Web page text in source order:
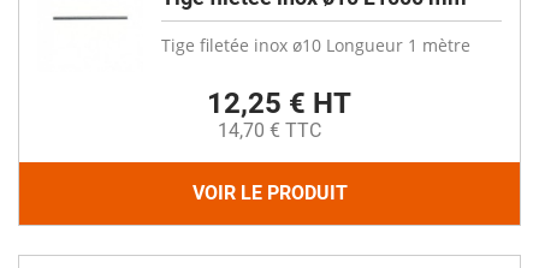
Tige filetée inox ø10 Longueur 1 mètre
12,25 € HT
14,70 € TTC
VOIR LE PRODUIT